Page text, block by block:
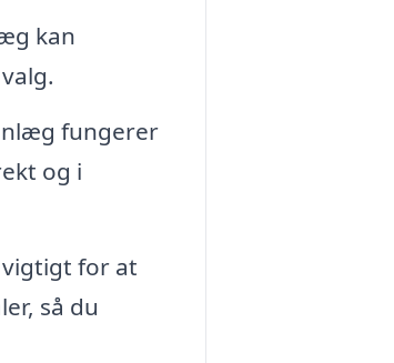
kan
fungerer
og i
for at
så du